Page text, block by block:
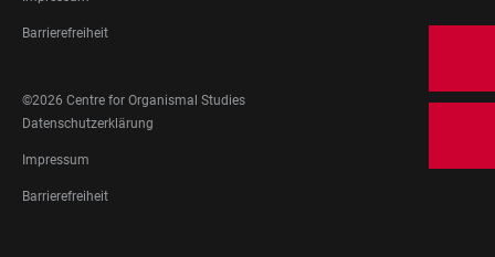
Barrierefreiheit
©2026 Centre for Organismal Studies
FOOTER
LEGAL
Datenschutzerklärung
Impressum
Barrierefreiheit